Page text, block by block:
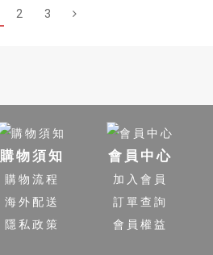
2 3
購物須知
購物流程
海外配送
隱私政策
會員中心
加入會員
訂單查詢
會員權益